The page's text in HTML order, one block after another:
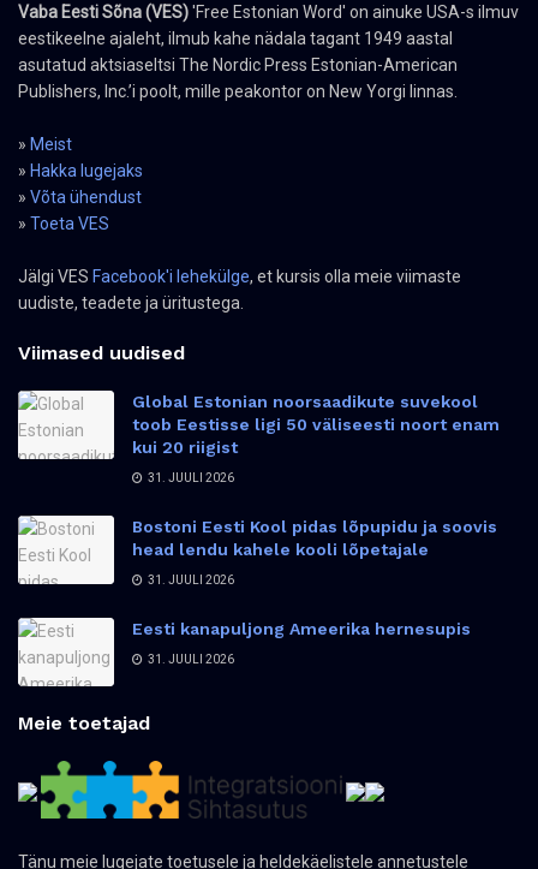
Vaba Eesti Sõna (VES)'Free Estonian Word' on ainuke USA-s ilmuv
eestikeelne ajaleht, ilmub kahe nädala tagant 1949 aastal
asutatud aktsiaseltsi The Nordic Press Estonian-American
Publishers, Inc.’i poolt, mille peakontor on New Yorgi linnas.
» Meist
» Hakka lugejaks
» Võta ühendust
» Toeta VES
Jälgi VES Facebook'i lehekülge, et kursis olla meie viimaste
uudiste, teadete ja üritustega.
Viimased uudised
Global Estonian noorsaadikute suvekool
toob Eestisse ligi 50 väliseesti noort enam
kui 20 riigist
31. JUULI 2026
Bostoni Eesti Kool pidas lõpupidu ja soovis
head lendu kahele kooli lõpetajale
31. JUULI 2026
Eesti kanapuljong Ameerika hernesupis
31. JUULI 2026
Meie toetajad
Tänu meie lugejate toetusele ja heldekäelistele annetustele